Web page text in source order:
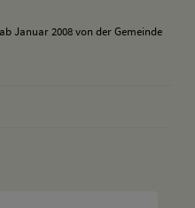
Januar 2008 von der Gemeinde